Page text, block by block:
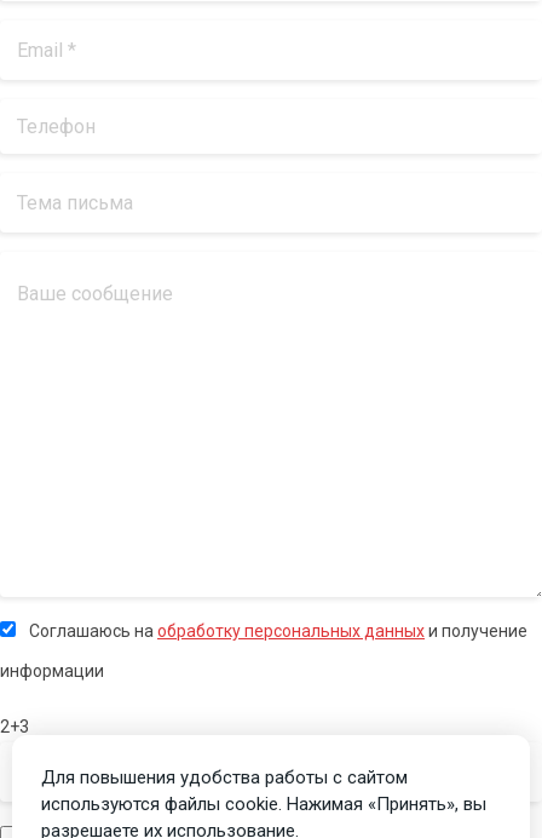
Соглашаюсь на обработку персональных данныхи получение
информации
2+3
Для повышения удобства работы с сайтом
используются файлы cookie. Нажимая «Принять», вы
разрешаете их использование.